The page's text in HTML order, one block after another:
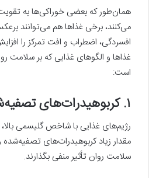
همان‌طور که بعضی خوراکی‌ها به
می‌کنند، برخی غذاها هم می‌توانند
افسردگی، اضطراب و افت تمرکز را
غذاها و الگوهای غذایی که بر سلامت
است:
۱. کربوهیدرات‌های
رژیم‌های غذایی با شاخص گلیسمی
مقدار زیاد کربوهیدرات‌های تصفیه‌شده
سلامت روان تأثیر منفی بگذارند.